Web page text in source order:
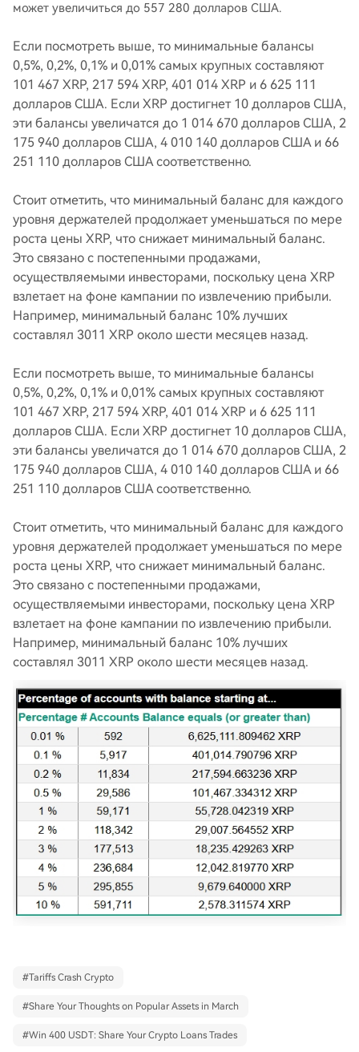
может увеличиться до 557 280 долларов США.
Если посмотреть выше, то минимальные балансы
0,5%, 0,2%, 0,1% и 0,01% самых крупных составляют
101 467 XRP, 217 594 XRP, 401 014 XRP и 6 625 111
долларов США. Если XRP достигнет 10 долларов США,
эти балансы увеличатся до 1 014 670 долларов США, 2
175 940 долларов США, 4 010 140 долларов США и 66
251 110 долларов США соответственно.
Стоит отметить, что минимальный баланс для каждого
уровня держателей продолжает уменьшаться по мере
роста цены XRP, что снижает минимальный баланс.
Это связано с постепенными продажами,
осуществляемыми инвесторами, поскольку цена XRP
взлетает на фоне кампании по извлечению прибыли.
Например, минимальный баланс 10% лучших
составлял 3011 XRP около шести месяцев назад.
Если посмотреть выше, то минимальные балансы
0,5%, 0,2%, 0,1% и 0,01% самых крупных составляют
101 467 XRP, 217 594 XRP, 401 014 XRP и 6 625 111
долларов США. Если XRP достигнет 10 долларов США,
эти балансы увеличатся до 1 014 670 долларов США, 2
175 940 долларов США, 4 010 140 долларов США и 66
251 110 долларов США соответственно.
Стоит отметить, что минимальный баланс для каждого
уровня держателей продолжает уменьшаться по мере
роста цены XRP, что снижает минимальный баланс.
Это связано с постепенными продажами,
осуществляемыми инвесторами, поскольку цена XRP
взлетает на фоне кампании по извлечению прибыли.
Например, минимальный баланс 10% лучших
составлял 3011 XRP около шести месяцев назад.
#Tariffs Crash Crypto
#Share Your Thoughts on Popular Assets in March
#Win 400 USDT: Share Your Crypto Loans Trades